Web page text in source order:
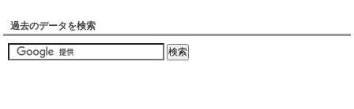
過去のデータを検索